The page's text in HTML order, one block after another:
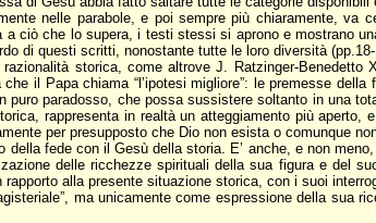
nelle parabole, e poi sempre più chiaramente,
ciò che lo supera, i testi stessi si aprono e mostrano
di questi scritti, nonostante tutte le loro diversità (pp.18-
storica, come altrove J. Ratzinger-
il Papa chiama “l’ipotesi migliore”: le premesse
paradosso, che possa sussistere soltanto in una
rappresenta in realtà un atteggiamento più
per presupposto che Dio non esista o comunque
fede con il Gesù della storia. E’ anche, e non
delle ricchezze spirituali della sua figura e del
alla presente situazione storica, con i suoi
ma unicamente come espressione della sua